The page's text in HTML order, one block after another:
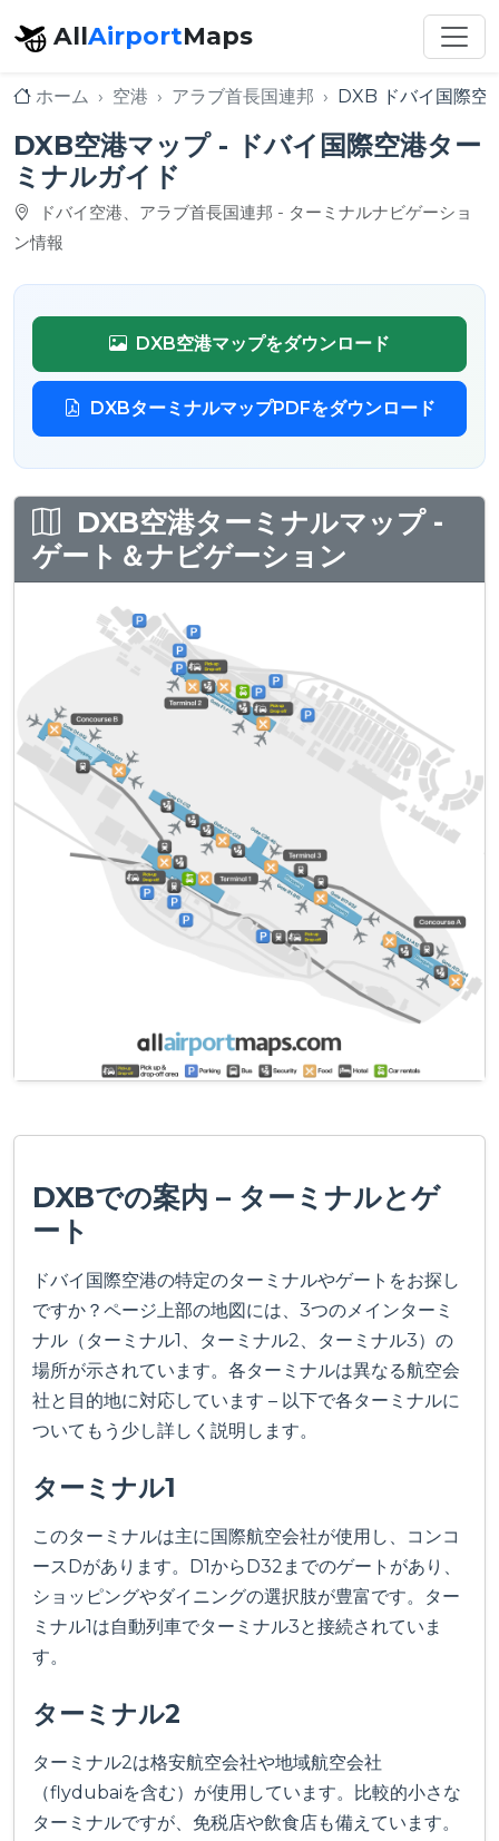
AllAirportMaps
ホーム 空港 アラブ首長国連邦 DXB ドバイ国際空
DXB空港マップ - ドバイ国際空港ター
ミナルガイド
ドバイ空港、アラブ首長国連邦 - ターミナルナビゲーショ
ン情報
DXB空港マップをダウンロード
DXBターミナルマップPDFをダウンロード
DXB空港ターミナルマップ -
ゲート＆ナビゲーション
DXBでの案内 – ターミナルとゲ
ート
ドバイ国際空港の特定のターミナルやゲートをお探し
ですか？ページ上部の地図には、3つのメインターミ
ナル（ターミナル1、ターミナル2、ターミナル3）の
場所が示されています。各ターミナルは異なる航空会
社と目的地に対応しています – 以下で各ターミナルに
ついてもう少し詳しく説明します。
ターミナル1
このターミナルは主に国際航空会社が使用し、コンコ
ースDがあります。D1からD32までのゲートがあり、
ショッピングやダイニングの選択肢が豊富です。ター
ミナル1は自動列車でターミナル3と接続されていま
す。
ターミナル2
ターミナル2は格安航空会社や地域航空会社
（flydubaiを含む）が使用しています。比較的小さな
ターミナルですが、免税店や飲食店も備えています。